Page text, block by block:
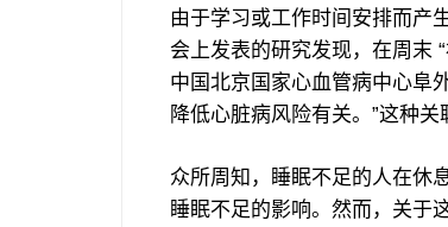
由于学习或工作时间安排而产
会上发表的研究发现，在周末
中国北京国家心血管病中心阜
降低心脏病风险有关。”这种
众所周知，睡眠不足的人在休
睡眠不足的影响。然而，关于